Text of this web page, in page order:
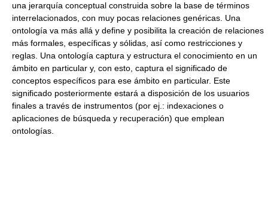
una jerarquía conceptual construida sobre la base de términos
interrelacionados, con muy pocas relaciones genéricas. Una
ontología va más allá y define y posibilita la creación de relaciones
más formales, específicas y sólidas, así como restricciones y
reglas. Una ontología captura y estructura el conocimiento en un
ámbito en particular y, con esto, captura el significado de
conceptos específicos para ese ámbito en particular. Este
significado posteriormente estará a disposición de los usuarios
finales a través de instrumentos (por ej.: indexaciones o
aplicaciones de búsqueda y recuperación) que emplean
ontologías.